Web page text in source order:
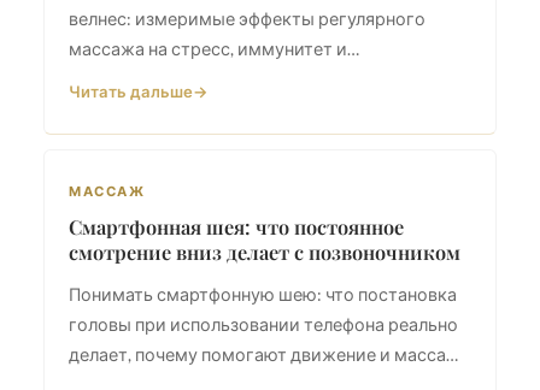
велнес: измеримые эффекты регулярного
массажа на стресс, иммунитет и
Читать дальше
МАССАЖ
Смартфонная шея: что постоянное
смотрение вниз делает с позвоночником
Понимать смартфонную шею: что постановка
головы при использовании телефона реально
делает, почему помогают движение и массаж,